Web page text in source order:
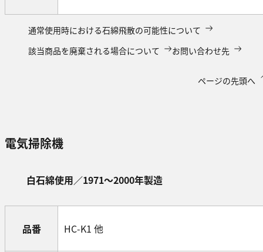
通常使用時における石綿飛散の可能性について
該当商品を廃棄される場合について
お問い合わせ先
ページの先頭へ
電気掃除機
白石綿使用／1971～2000年製造
品番 HC-K1 他